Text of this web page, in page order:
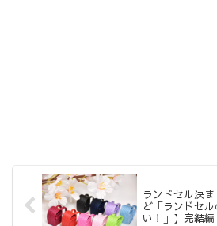
ランドセル決
ど「ランドセ
い！」】完結編